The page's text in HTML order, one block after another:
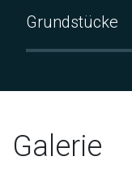
Grundstücke
Galerie